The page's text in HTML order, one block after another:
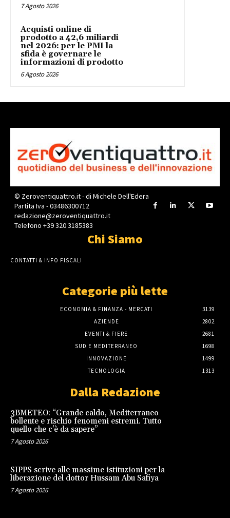
7 Agosto 2026
Acquisti online di
prodotto a 42,6 miliardi
nel 2026: per le PMI la
sfida è governare le
informazioni di prodotto
6 Agosto 2026
© Zeroventiquattro.it - di Michele Dell'Edera
Partita Iva - 03486300712
redazione@zeroventiquattro.it
Telefono +39 320 3185383
Chi Siamo
CONTATTI & INFO FISCALI
Categorie più lette
ECONOMIA & FINANZA - MERCATI
3139
AZIENDE
2802
EVENTI & FIERE
2681
SUD E MEDITERRANEO
1698
INNOVAZIONE
1499
TECNOLOGIA
1313
Dalla Redazione
3BMETEO: “Grande caldo, Mediterraneo
bollente e rischio fenomeni estremi. Tutto
quello che c’è da sapere”
7 Agosto 2026
SIPPS scrive alle massime istituzioni per la
liberazione del dottor Hussam Abu Safiya
7 Agosto 2026